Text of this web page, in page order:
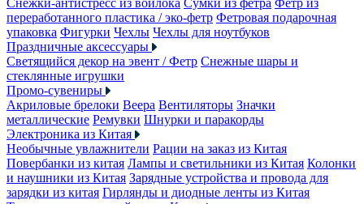
Снежки-антистресс из войлока Сумки из фетра Фетр из
переработанного пластика / эко-фетр Фетровая подарочная
упаковка Фигурки Чехлы Чехлы для ноутбуков
Праздничные аксессуары
Светящийся декор на эвент / Фетр Снежные шары и
стеклянные игрушки
Промо-сувениры
Акриловые брелоки Веера Вентиляторы Значки
металлические Ремувки Шнурки и паракорды
Электроника из Китая
Необычные увлажнители Рации на заказ из Китая
Повербанки из китая Лампы и светильники из Китая Колонки
и наушники из Китая Зарядные устройства и провода для
зарядки из китая Гирлянды и диодные ленты из Китая